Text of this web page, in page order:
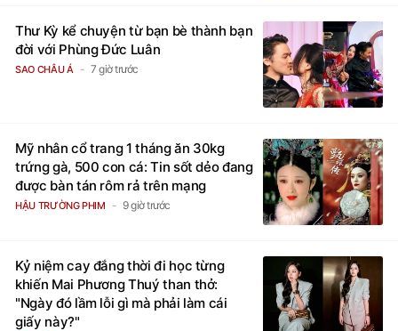
Thư Kỳ kể chuyện từ bạn bè thành bạn
đời với Phùng Đức Luân
SAO CHÂU Á 7 giờ trước
Mỹ nhân cổ trang 1 tháng ăn 30kg
trứng gà, 500 con cá: Tin sốt dẻo đang
được bàn tán rôm rả trên mạng
HẬU TRƯỜNG PHIM 9 giờ trước
Kỷ niệm cay đắng thời đi học từng
khiến Mai Phương Thuý than thở:
"Ngày đó lầm lỗi gì mà phải làm cái
giấy này?"